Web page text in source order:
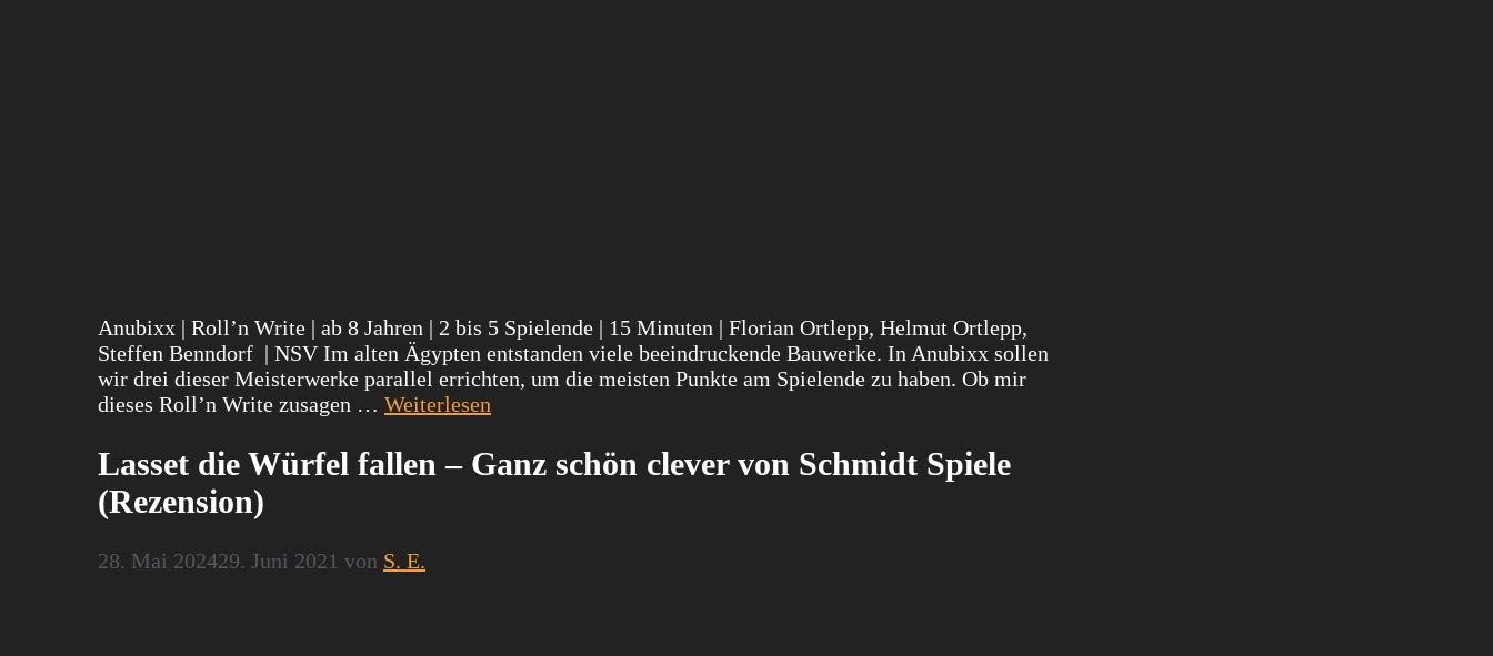
Anubixx | Roll’n Write | ab 8 Jahren | 2 bis 5 Spielende | 15 Minuten | Florian Ortlepp, Helmut Ortlepp,
Steffen Benndorf | NSV Im alten Ägypten entstanden viele beeindruckende Bauwerke. In Anubixx sollen
wir drei dieser Meisterwerke parallel errichten, um die meisten Punkte am Spielende zu haben. Ob mir
dieses Roll’n Write zusagen … Weiterlesen
Lasset die Würfel fallen – Ganz schön clever von Schmidt Spiele
(Rezension)
28. Mai 202429. Juni 2021 von S. E.